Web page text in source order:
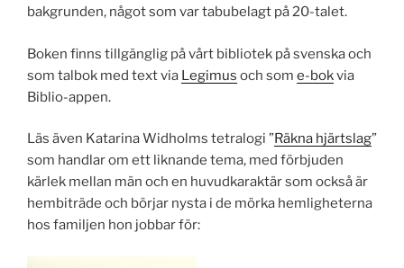
bakgrunden, något som var tabubelagt på 20-talet.
Boken finns tillgänglig på vårt bibliotek på svenska och
som talbok med text via Legimus och som e-bokvia
Biblio-appen.
Läs även Katarina Widholms tetralogi ”Räkna hjärtslag”
som handlar om ett liknande tema, med förbjuden
kärlek mellan män och en huvudkaraktär som också är
hembiträde och börjar nysta i de mörka hemligheterna
hos familjen hon jobbar för: